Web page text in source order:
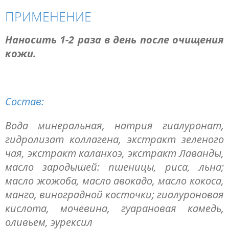
ПРИМЕНЕНИЕ
Наносить 1-2 раза в день после очищения
кожи.
Состав:
Вода минеральная, натрия гиалуронат,
гидролизат коллагена, экстракт зеленого
чая, экстракт каланхоэ, экстракт Лаванды,
масло зародышей: пшеницы, риса, льна;
масло жожоба, масло авокадо, масло кокоса,
манго, виноградной косточки; гиалуроновая
кислота, мочевина, гуарановая камедь,
оливьем, эурексил